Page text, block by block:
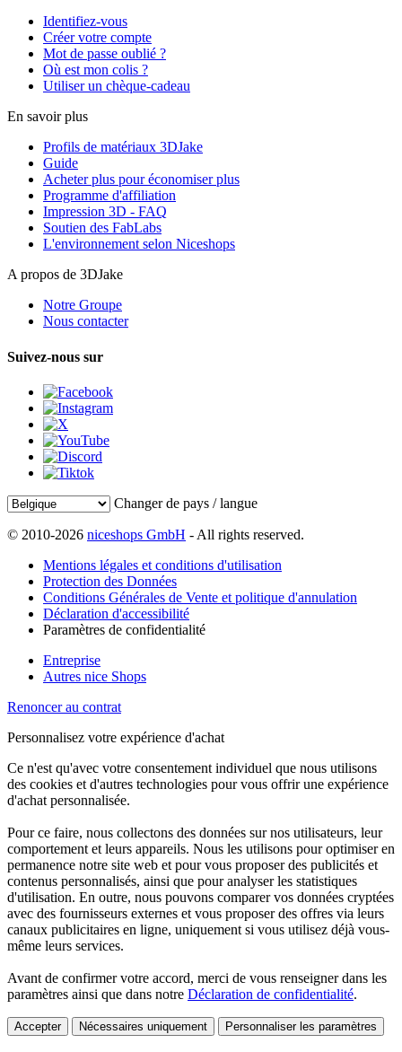
Identifiez-vous
Créer votre compte
Mot de passe oublié ?
Où est mon colis ?
Utiliser un chèque-cadeau
En savoir plus
Profils de matériaux 3DJake
Guide
Acheter plus pour économiser plus
Programme d'affiliation
Impression 3D - FAQ
Soutien des FabLabs
L'environnement selon Niceshops
A propos de 3DJake
Notre Groupe
Nous contacter
Suivez-nous sur
Changer de pays / langue
© 2010-2026 niceshops GmbH - All rights reserved.
Mentions légales et conditions d'utilisation
Protection des Données
Conditions Générales de Vente et politique d'annulation
Déclaration d'accessibilité
Paramètres de confidentialité
Entreprise
Autres nice Shops
Renoncer au contrat
Personnalisez votre expérience d'achat
Ce n'est qu'avec votre consentement individuel que nous utilisons
des cookies et d'autres technologies pour vous offrir une expérience
d'achat personnalisée.
Pour ce faire, nous collectons des données sur nos utilisateurs, leur
comportement et leurs appareils. Nous les utilisons pour optimiser en
permanence notre site web et pour vous proposer des publicités et
contenus personnalisés, ainsi que pour analyser les statistiques
d'utilisation. En outre, nous pouvons comparer vos données cryptées
avec des fournisseurs externes et vous proposer des offres via leurs
canaux publicitaires en ligne, uniquement si vous utilisez déjà vous-
même leurs services.
Avant de confirmer votre accord, merci de vous renseigner dans les
paramètres ainsi que dans notre Déclaration de confidentialité.
Accepter Nécessaires uniquement Personnaliser les paramètres